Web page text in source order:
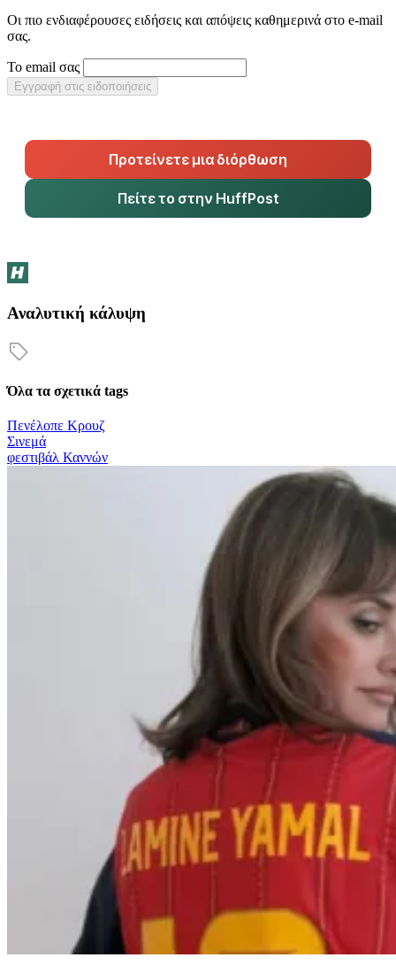
Οι πιο ενδιαφέρουσες ειδήσεις και απόψεις καθημερινά στο e-mail
σας.
Το email σας
Εγγραφή στις ειδοποιήσεις
Προτείνετε μια διόρθωση
Πείτε το στην HuffPost
Αναλυτική κάλυψη
Όλα τα σχετικά tags
Πενέλοπε Κρουζ
Σινεμά
φεστιβάλ Καννών